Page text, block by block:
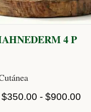
4 P
$350.00 - $900.00